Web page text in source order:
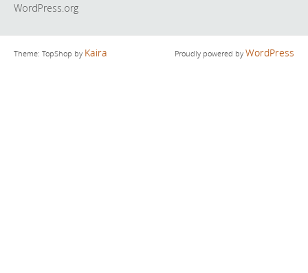
WordPress.org
Theme: TopShop by Kaira Proudly powered byWordPress